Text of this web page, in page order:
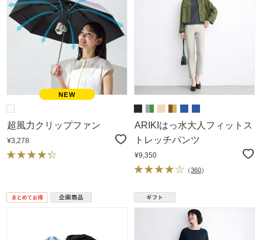
超風力クリップファン
¥3,278
ARIKIはっ水大人フィットス
トレッチパンツ
¥9,350
（360）